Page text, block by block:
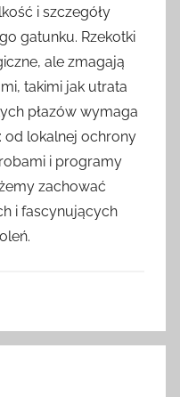
i szczegóły
gatunku. Rzekotki
ale zmagają
takimi jak utrata
płazów wymaga
od lokalnej ochrony
i programy
zachować
i fascynujących